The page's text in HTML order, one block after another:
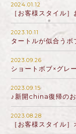
2024.01.12
［お客様スタイル
2023.10.11
タートルが似合うボ
2023.09.26
ショートボブ×グレ
2023.09.15
♪新開china復帰の
2023.08.28
［お客様スタイル